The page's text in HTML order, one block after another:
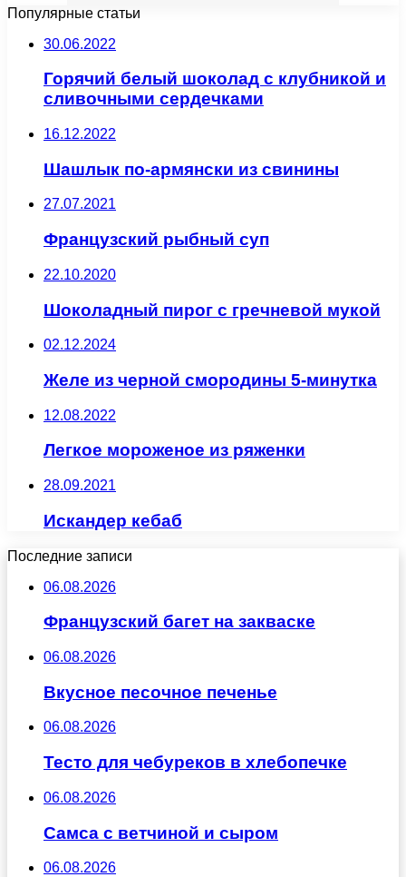
Популярные статьи
30.06.2022
Горячий белый шоколад с клубникой и
сливочными сердечками
16.12.2022
Шашлык по-армянски из свинины
27.07.2021
Французский рыбный суп
22.10.2020
Шоколадный пирог с гречневой мукой
02.12.2024
Желе из черной смородины 5-минутка
12.08.2022
Легкое мороженое из ряженки
28.09.2021
Искандер кебаб
Последние записи
06.08.2026
Французский багет на закваске
06.08.2026
Вкусное песочное печенье
06.08.2026
Тесто для чебуреков в хлебопечке
06.08.2026
Самса с ветчиной и сыром
06.08.2026